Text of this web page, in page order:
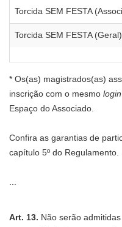
Torcida SEM FESTA
Torcida SEM FESTA (Geral)
* Os(as) magistrados(as)
inscrição com o mesmo login
Espaço do Associado.
Confira as garantias de
capítulo 5º do Regulamento.
...
Art. 13. Não serão